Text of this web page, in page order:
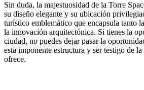
Sin duda, la majestuosidad de la Torre
su diseño elegante y su ubicación
turístico emblemático que encapsula tanto
la innovación arquitectónica. Si tienes la
ciudad, no puedes dejar pasar la
esta imponente estructura y ser testigo de
ofrece.